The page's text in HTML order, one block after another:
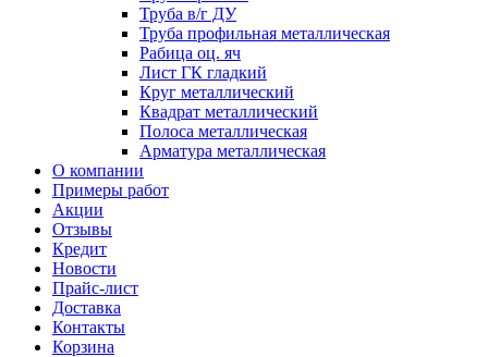
Труба в/г ДУ
Труба профильная металлическая
Рабица оц. яч
Лист ГК гладкий
Круг металлический
Квадрат металлический
Полоса металлическая
Арматура металлическая
О компании
Примеры работ
Акции
Отзывы
Кредит
Новости
Прайс-лист
Доставка
Контакты
Корзина